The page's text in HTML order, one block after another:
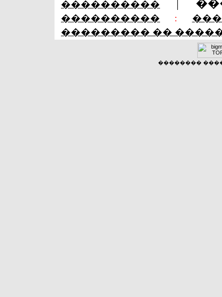
����������
���������� :
��������� ��
��������